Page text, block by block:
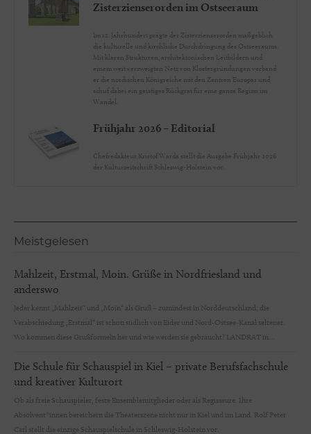
Zisterzienserorden im Ostseeraum
Im 12. Jahrhundert prägte der Zisterzienserorden maßgeblich
die kulturelle und kirchliche Durchdringung des Ostseeraums.
Mit klaren Strukturen, architektonischen Leitbildern und
einem weit verzweigten Netz von Klostergründungen verband
er die nordischen Königreiche mit den Zentren Europas und
schuf dabei ein geistiges Rückgrat für eine ganze Region im
Wandel.
Frühjahr 2026 – Editorial
Chefredakteur Kristof Warda stellt die Ausgabe Frühjahr 2026
der Kulturzeitschrift Schleswig-Holstein vor.
Meistgelesen
Mahlzeit, Erstmal, Moin. Grüße in Nordfriesland und
anderswo
Jeder kennt „Mahlzeit“ und „Moin“ als Gruß – zumindest in Norddeutschland; die
Verabschiedung „Erstmal“ ist schon südlich von Eider und Nord-Ostsee-Kanal seltener.
Wo kommen diese Grußformeln her und wie werden sie gebraucht? LANDRAT in...
Die Schule für Schauspiel in Kiel – private Berufsfachschule
und kreativer Kulturort
Ob als freie Schauspieler, feste Ensemblemitglieder oder als Regisseure. Ihre
Absolvent*innen bereichern die Theaterszene nicht nur in Kiel und im Land. Rolf Peter
Carl stellt die einzige Schauspielschule in Schleswig-Holstein vor.